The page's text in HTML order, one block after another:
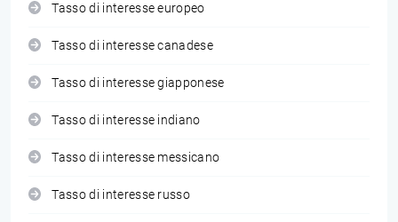
Tasso di interesse europeo
Tasso di interesse canadese
Tasso di interesse giapponese
Tasso di interesse indiano
Tasso di interesse messicano
Tasso di interesse russo